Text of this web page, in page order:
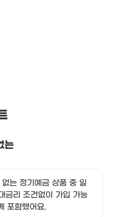
는
는 정기예금 상품 중 일
금리 조건없이 가입 가능
포함했어요.